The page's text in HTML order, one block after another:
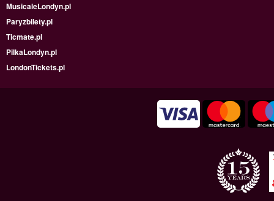
MusicaleLondyn.pl
Paryzbilety.pl
Ticmate.pl
PilkaLondyn.pl
LondonTickets.pl